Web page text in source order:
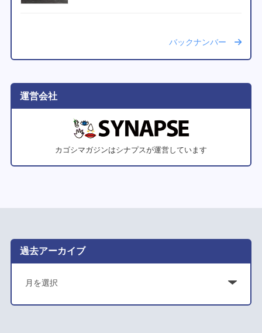
バックナンバー
運営会社
カゴシマガジンはシナプスが運営しています
過去アーカイブ
ア
カ